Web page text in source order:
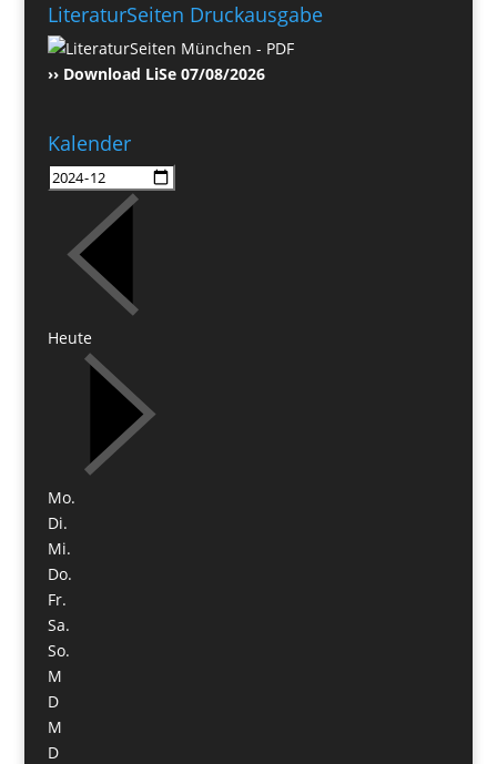
LiteraturSeiten Druckausgabe
›› Download LiSe 07/08/2026
Kalender
Heute
Mo.
Di.
Mi.
Do.
Fr.
Sa.
So.
M
D
M
D